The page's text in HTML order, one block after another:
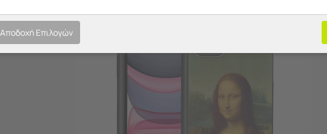
Αποδοχή Επιλογών